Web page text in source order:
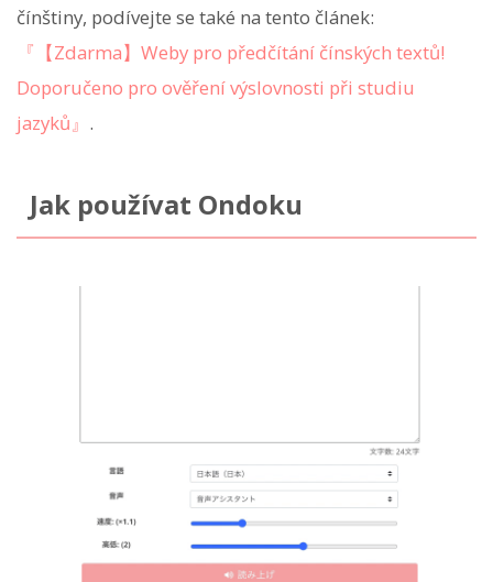
čínštiny, podívejte se také na tento článek:
『【Zdarma】Weby pro předčítání čínských textů!
Doporučeno pro ověření výslovnosti při studiu
jazyků』 .
Jak používat Ondoku